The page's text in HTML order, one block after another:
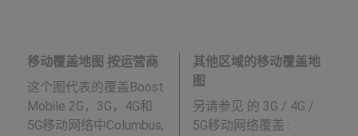
移动覆盖地图 按运营商
这个图代表的覆盖Boost
Mobile 2G，3G，4G和
5G移动网络中Columbus,
其他区域的移动覆盖地
图
另请参见 的 3G / 4G /
5G移动网络覆盖 :